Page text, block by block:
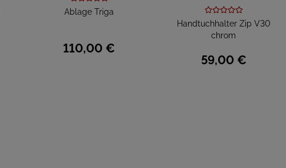
Ablage Triga
110,00 €
Handtuchhalter Zip V30
chrom
59,00 €